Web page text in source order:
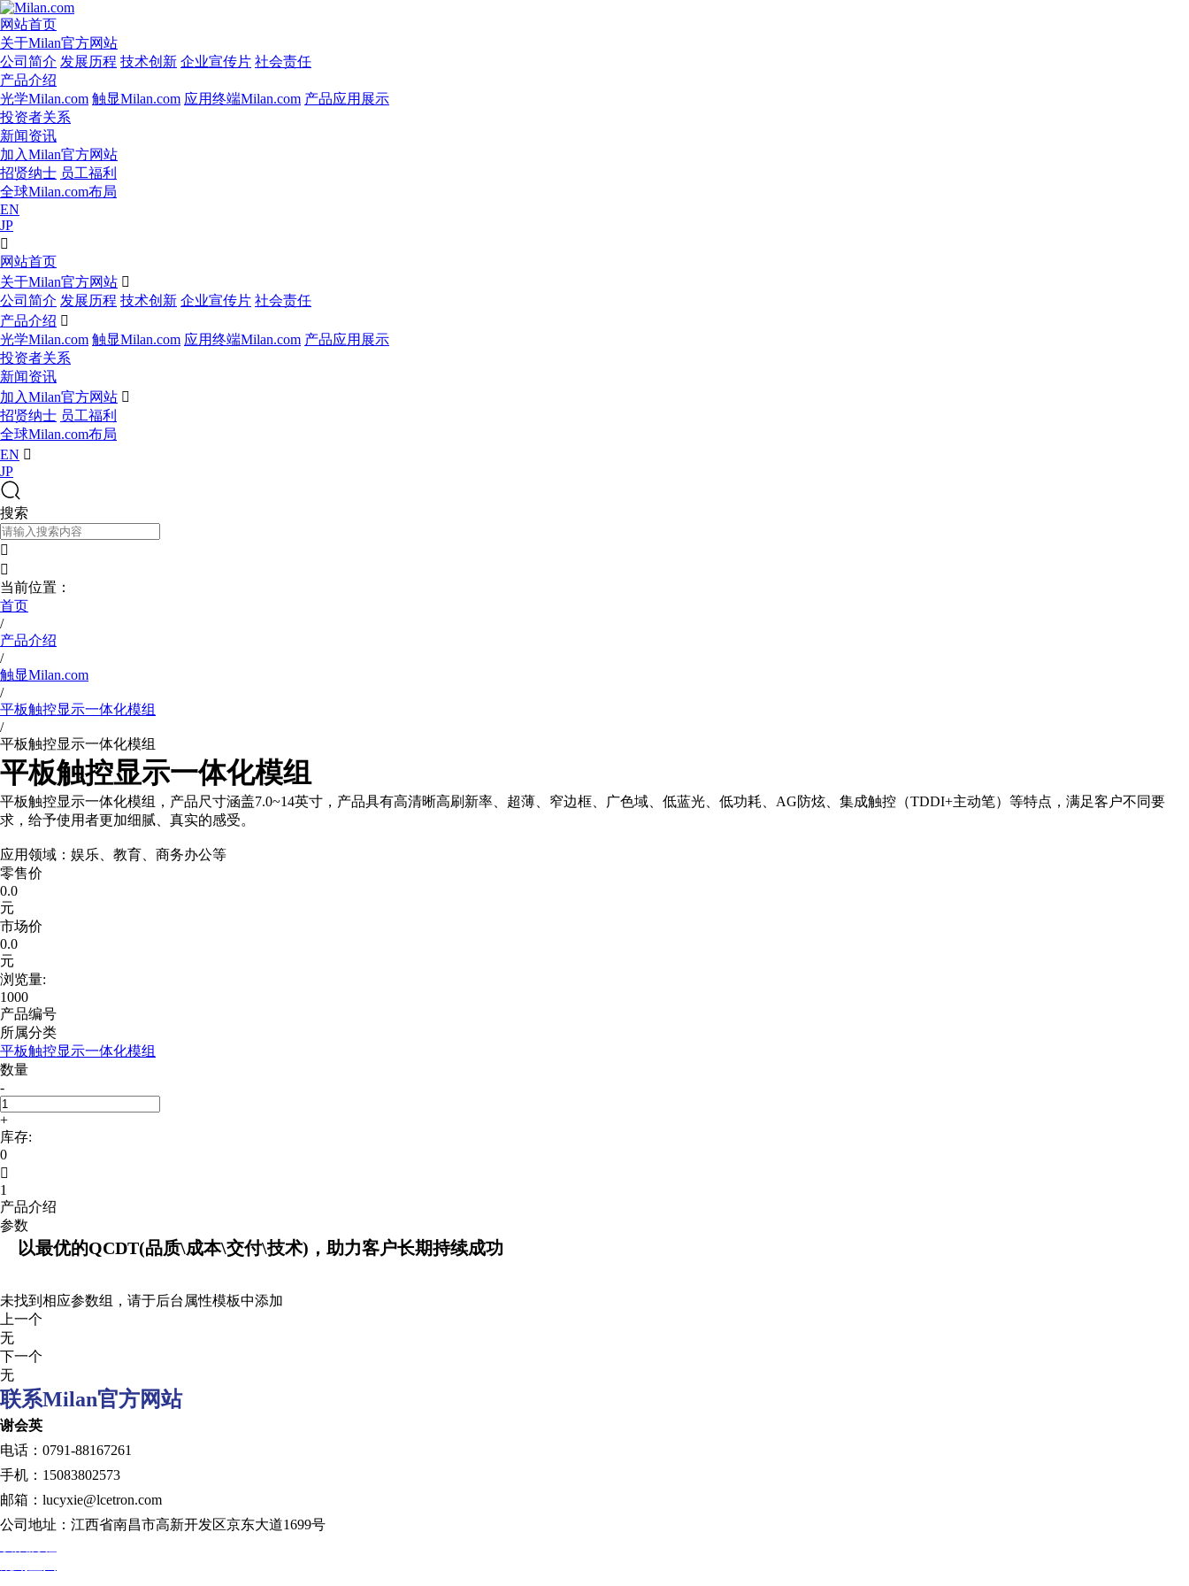
网站首页
关于Milan官方网站
公司简介 发展历程 技术创新 企业宣传片 社会责任
产品介绍
光学Milan.com 触显Milan.com 应用终端Milan.com 产品应用展示
投资者关系
新闻资讯
加入Milan官方网站
招贤纳士 员工福利
全球Milan.com布局
EN
JP

网站首页
关于Milan官方网站 
公司简介 发展历程 技术创新 企业宣传片 社会责任
产品介绍 
光学Milan.com 触显Milan.com 应用终端Milan.com 产品应用展示
投资者关系
新闻资讯
加入Milan官方网站 
招贤纳士 员工福利
全球Milan.com布局
EN 
JP
搜索


当前位置：
首页
/
产品介绍
/
触显Milan.com
/
平板触控显示一体化模组
/
平板触控显示一体化模组
平板触控显示一体化模组
平板触控显示一体化模组，产品尺寸涵盖7.0~14英寸，产品具有高清晰高刷新率、超薄、窄边框、广色域、低蓝光、低功耗、AG防炫、集成触控（TDDI+主动笔）等特点，满足客户不同要
求，给予使用者更加细腻、真实的感受。
应用领域：娱乐、教育、商务办公等
零售价
0.0
元
市场价
0.0
元
浏览量:
1000
产品编号
所属分类
平板触控显示一体化模组
数量
-
+
库存:
0

1
产品介绍
参数
以最优的QCDT(品质\成本\交付\技术)，助力客户长期持续成功
未找到相应参数组，请于后台属性模板中添加
上一个
无
下一个
无
联系Milan官方网站
谢会英
电话：0791-88167261
手机：15083802573
邮箱：lucyxie@lcetron.com
公司地址：江西省南昌市高新开发区京东大道1699号